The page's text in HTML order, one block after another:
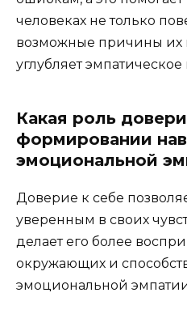
человеках не только
возможные причины их
углубляет
Какая роль
формировании
эмоциональной
Доверие к себе
уверенным в своих
делает его более
окружающих и
эмоциональной